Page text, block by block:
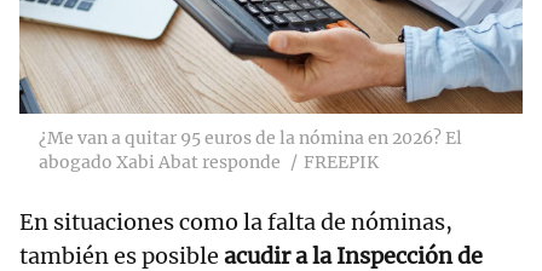
¿Me van a quitar 95 euros de la nómina en 2026? El
abogado Xabi Abat responde
FREEPIK
En situaciones como la falta de nóminas,
también es posible acudir a la Inspección de